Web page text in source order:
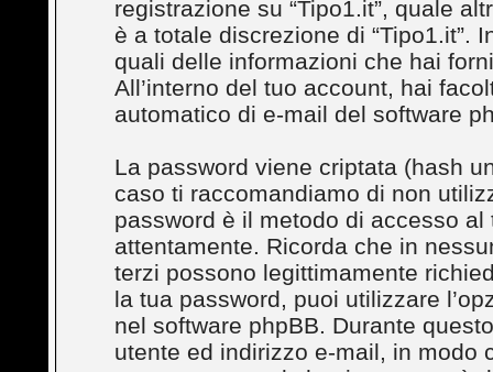
registrazione su “Tipo1.it”, quale
è a totale discrezione di “Tipo1.it”.
quali delle informazioni che hai
All’interno del tuo account, hai
automatico di e-mail del software
La password viene criptata (hash
caso ti raccomandiamo di non
password è il metodo di accesso al
attentamente. Ricorda che in
terzi possono legittimamente
la tua password, puoi utilizzare
nel software phpBB. Durante
utente ed indirizzo e-mail, in modo